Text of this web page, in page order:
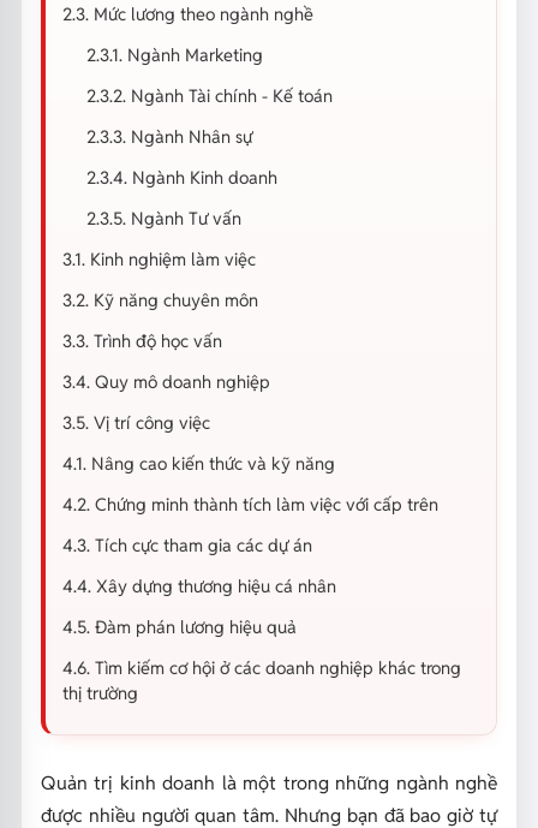
2.3. Mức lương theo ngành nghề
2.3.1. Ngành Marketing
2.3.2. Ngành Tài chính - Kế toán
2.3.3. Ngành Nhân sự
2.3.4. Ngành Kinh doanh
2.3.5. Ngành Tư vấn
3.1. Kinh nghiệm làm việc
3.2. Kỹ năng chuyên môn
3.3. Trình độ học vấn
3.4. Quy mô doanh nghiệp
3.5. Vị trí công việc
4.1. Nâng cao kiến thức và kỹ năng
4.2. Chứng minh thành tích làm việc với cấp trên
4.3. Tích cực tham gia các dự án
4.4. Xây dựng thương hiệu cá nhân
4.5. Đàm phán lương hiệu quả
4.6. Tìm kiếm cơ hội ở các doanh nghiệp khác trong
thị trường
Quản trị kinh doanh là một trong những ngành nghề
được nhiều người quan tâm. Nhưng bạn đã bao giờ tự